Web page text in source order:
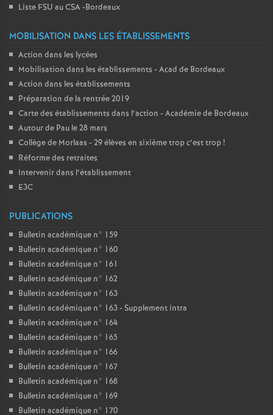
Liste FSU au CSA -Bordeaux
MOBILISATION DANS LES ÉTABLISSEMENTS
Action dans les lycées
Mobilisation dans les établissements - Acad de Bordeaux
Action dans les établissements
Préparation de la rentrée 2019
Carte des établissements dans l’action - Académie de Bordeaux
Autour de Pau le 28 mars
Collège de Morlaas - 29 élèves en sixième trop c’est trop!
Réforme des retraites
Intervenir dans l’établissement
E3C
PUBLICATIONS
Bulletin académique n° 159
Bulletin académique n° 160
Bulletin académique n° 161
Bulletin académique n° 162
Bulletin académique n° 163
Bulletin académique n° 163 - Supplement intra
Bulletin académique n° 164
Bulletin académique n° 165
Bulletin académique n° 166
Bulletin académique n° 167
Bulletin académique n° 168
Bulletin académique n° 169
Bulletin académique n° 170